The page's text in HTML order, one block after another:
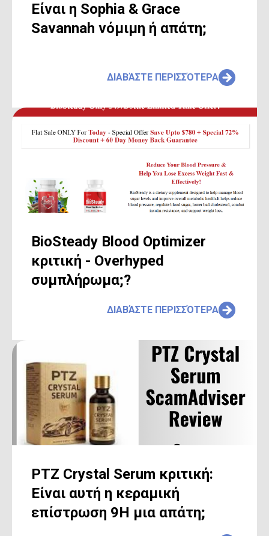
Είναι η Sophia & Grace
Savannah νόμιμη ή απάτη;
ΔΙΑΒΆΣΤΕ ΠΕΡΙΣΣΌΤΕΡΑ
BioSteady Blood Optimizer
κριτική - Overhyped
συμπλήρωμα;?
ΔΙΑΒΆΣΤΕ ΠΕΡΙΣΣΌΤΕΡΑ
PTZ Crystal Serum κριτική:
Είναι αυτή η κεραμική
επίστρωση 9H μια απάτη;